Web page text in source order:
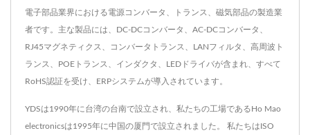
電子部品業界における電源コンバータ、トランス、磁気部品の製造業
者です。主な製品には、DC-DCコンバータ、AC-DCコンバータ、
RJ45マグネティクス、コンバータトランス、LANフィルタ、高周波ト
ランス、POEトランス、インダクタ、LEDドライバが含まれ、すべて
RoHS認証を受け、ERPシステムが導入されています。
YDSは1990年に台湾の台南で設立され、私たちの工場であるHo Mao
electronicsは1995年に中国の厦門で設立されました。 私たちはISO